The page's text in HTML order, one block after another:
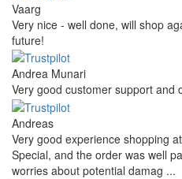
Vaarg
Very nice - well done, will shop
future!
Andrea Munari
Very good customer support and
Andreas
Very good experience shopping
Special, and the order was well
worries about potential damag ...